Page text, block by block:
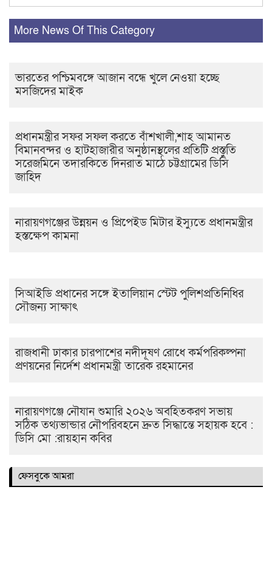
More News Of This Category
ভারতের পশ্চিমবঙ্গে আজান বন্ধে খুলে নেওয়া হচ্ছে
মসজিদের মাইক
প্রধানমন্ত্রীর সফর সফল করতে বাঁশখালী,শাহ আমানত
বিমানবন্দর ও হাটহাজারীর অনুষ্ঠানস্থলের প্রতিটি প্রস্তুতি
সরেজমিনে তদারকিতে দিনরাত মাঠে চট্টগ্রামের ডিসি
জাহিদ
নারায়ণগঞ্জের উন্নয়ন ও প্রিপেইড মিটার ইস্যুতে প্রধানমন্ত্রীর
হস্তক্ষেপ কামনা
সিআইডি প্রধানের সঙ্গে ইতালিয়ান স্টেট পুলিশপ্রতিনিধির
সৌজন্য সাক্ষাৎ
রাজধানী ঢাকার চারপাশের নদীদূষণ রোধে কর্মপরিকল্পনা
প্রণয়নের নির্দেশ প্রধানমন্ত্রী তারেক রহমানের
নারায়ণগঞ্জে নৌযান শুমারি ২০২৬ অবহিতকরণ সভায়
সঠিক তথ্যভান্ডার নৌপরিবহনে দ্রুত সিদ্ধান্তে সহায়ক হবে :
ডিসি মো :রায়হান কবির
ফেসবুকে আমরা